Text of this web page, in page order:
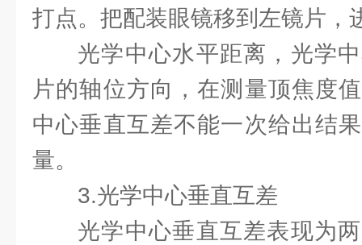
打点。把配装眼镜移到左镜片，
光学中心水平距离，光学
片的轴位方向，在测量顶焦度
中心垂直互差不能一次给出结
量。
3.光学中心垂直互差
光学中心垂直互差表现为